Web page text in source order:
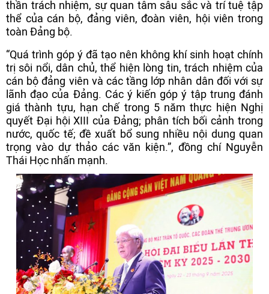
thần trách nhiệm, sự quan tâm sâu sắc và trí tuệ tập
thể của cán bộ, đảng viên, đoàn viên, hội viên trong
toàn Đảng bộ.
“Quá trình góp ý đã tạo nên không khí sinh hoạt chính
trị sôi nổi, dân chủ, thể hiện lòng tin, trách nhiệm của
cán bộ đảng viên và các tầng lớp nhân dân đối với sự
lãnh đạo của Đảng. Các ý kiến góp ý tập trung đánh
giá thành tựu, hạn chế trong 5 năm thực hiện Nghị
quyết Đại hội XIII của Đảng; phân tích bối cảnh trong
nước, quốc tế; đề xuất bổ sung nhiều nội dung quan
trọng vào dự thảo các văn kiện.”, đồng chí Nguyễn
Thái Học nhấn mạnh.